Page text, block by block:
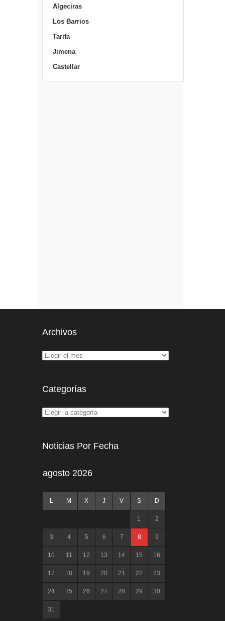
Algeciras
Los Barrios
Tarifa
Jimena
Castellar
Archivos
Categorías
Noticias Por Fecha
agosto 2026
L M X J V S D
1 2
3 4 5 6 7 8 9
10 11 12 13 14 15 16
17 18 19 20 21 22 23
24 25 26 27 28 29 30
31